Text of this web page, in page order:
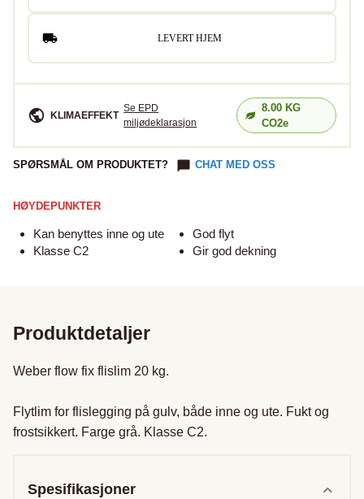
LEVERT HJEM
KLIMAEFFEKT
Se EPD
miljødeklarasjon
8.00KG
CO2e
SPØRSMÅL OM PRODUKTET? CHAT MED OSS
HØYDEPUNKTER
Kan benyttes inne og ute
Klasse C2
God flyt
Gir god dekning
Produktdetaljer
Weber flow fix flislim 20 kg.
Flytlim for flislegging på gulv, både inne og ute. Fukt og
frostsikkert. Farge grå. Klasse C2.
Spesifikasjoner